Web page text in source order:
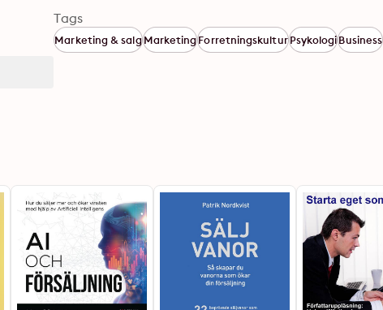
Tags
Marketing & salgMarketingForretningskulturPsykologiBusiness